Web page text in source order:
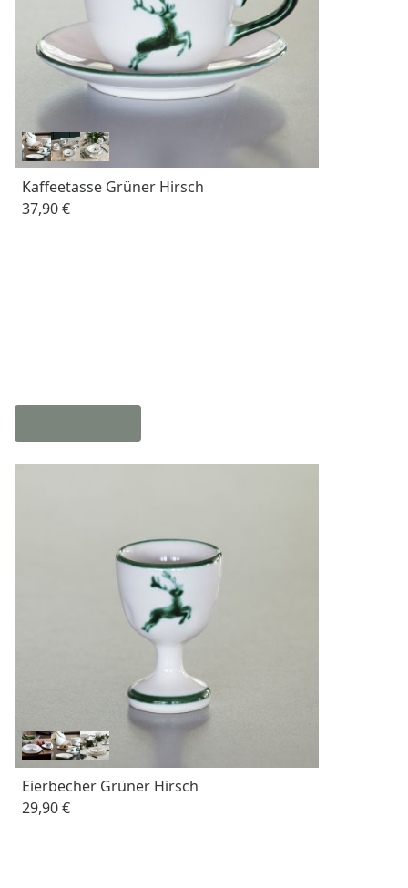
Kaffeetasse Grüner Hirsch
37,90 €
Eierbecher Grüner Hirsch
29,90 €